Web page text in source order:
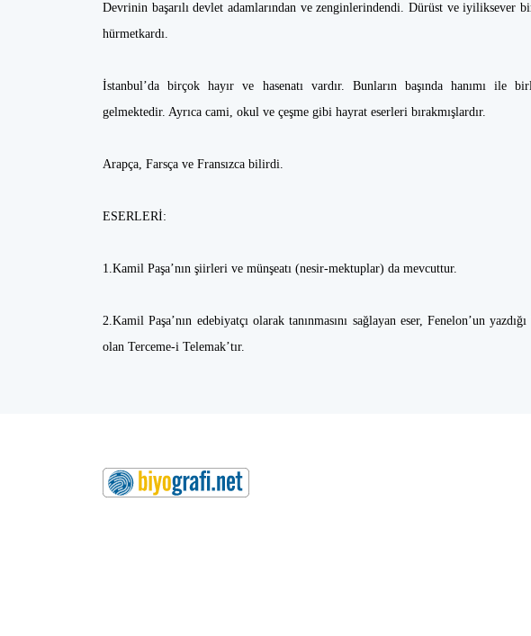
Devrinin başarılı devlet adamlarından ve zenginlerindendi. Dürüst ve iyiliksever
hürmetkardı.
İstanbul’da birçok hayır ve hasenatı vardır. Bunların başında hanımı ile
gelmektedir. Ayrıca cami, okul ve çeşme gibi hayrat eserleri bırakmışlardır.
Arapça, Farsça ve Fransızca bilirdi.
ESERLERİ:
1.Kamil Paşa’nın şiirleri ve münşeatı (nesir-mektuplar) da mevcuttur.
2.Kamil Paşa’nın edebiyatçı olarak tanınmasını sağlayan eser, Fenelon’un
olan Terceme-i Telemak’tır.